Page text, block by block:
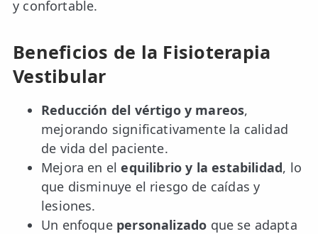
Tendinitis de Aquiles
y confortable.
Beneficios de la Fisioterapia
Vestibular
Reducción del vértigo y mareos,
mejorando significativamente la calidad
de vida del paciente.
Mejora en elequilibrio y la estabilidad, lo
que disminuye el riesgo de caídas y
lesiones.
Un enfoque personalizado que se adapta